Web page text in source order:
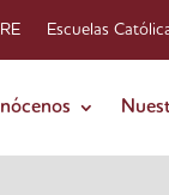
Escuelas